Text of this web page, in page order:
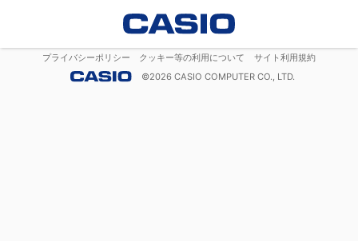
プライバシーポリシー クッキー等の利用について
サイト利用規約
©2026 CASIO COMPUTER CO., LTD.